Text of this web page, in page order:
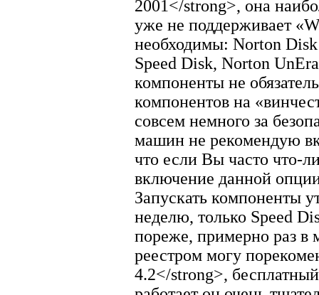
2001</strong>, она
уже не поддерживает
необходимы: Norton
Speed Disk, Norton
компоненты не
компонентов на
совсем немного за
машин не рекомендую
что если Вы часто что-
включение данной
Запускать компоненты
неделю, только Speed
пореже, примерно раз в
реестром могу
4.2</strong>,